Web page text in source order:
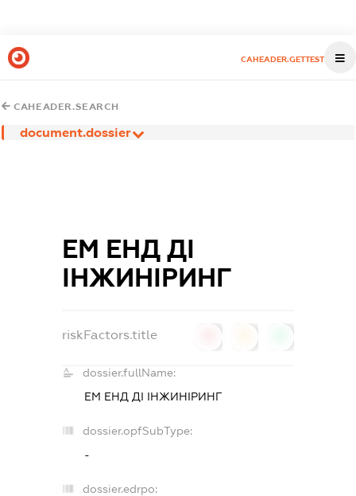
CAHEADER.GETTEST
CAHEADER.SEARCH
document.dossier
ЕМ ЕНД ДІ
ІНЖИНІРИНГ
riskFactors.title
dossier.fullName:
ЕМ ЕНД ДІ ІНЖИНІРИНГ
dossier.opfSubType:
-
dossier.edrpo: